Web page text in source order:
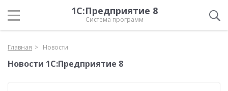
1С:Предприятие 8
Система программ
Главная Новости
Новости 1С:Предприятие 8